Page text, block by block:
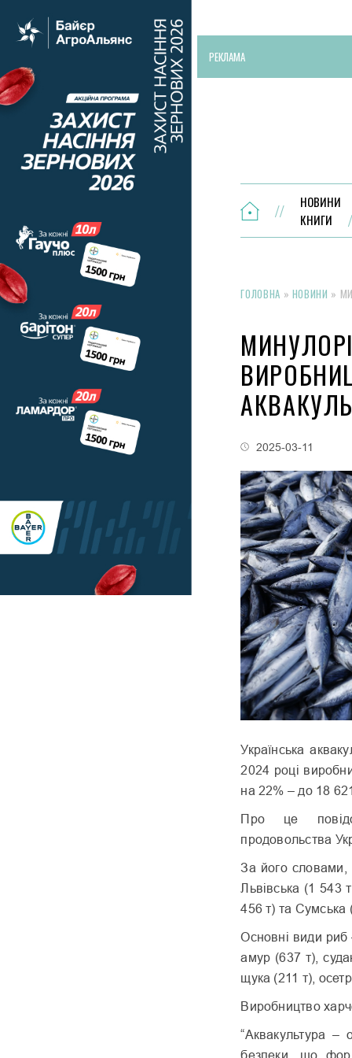
РЕКЛАМА
НОВИНИ
КНИГИ
ГОЛОВНА » НОВИНИ »
2025-03-11
Українська
2024 році
на 22% – до 18
Про це
продовольства
За його словами,
Львівська (1 543
456 т) та Сумська
Основні види риб
амур (637 т),
щука (211 т),
Виробництво
“Аквакультура –
безпеки, що